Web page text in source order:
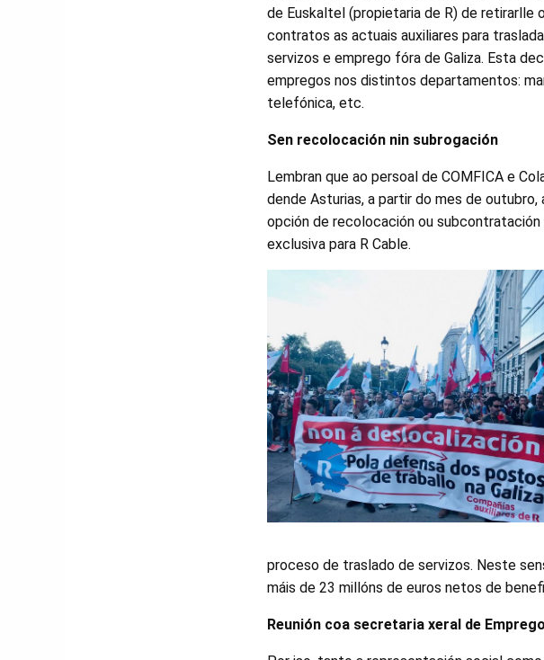
de Euskaltel (propietaria de R) de retirarlle
contratos as actuais auxiliares para
servizos e emprego fóra de Galiza. Esta
empregos nos distintos departamentos:
telefónica, etc.
Sen recolocación nin subrogación
Lembran que ao persoal de COMFICA e
dende Asturias, a partir do mes de
opción de recolocación ou
exclusiva para R Cable.
proceso de traslado de servizos. Neste
máis de 23 millóns de euros netos de
Reunión coa secretaria xeral de Emprego